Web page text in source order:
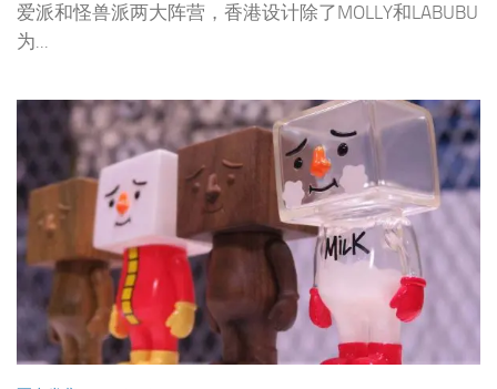
爱派和怪兽派两大阵营，香港设计除了MOLLY和LABUBU
为...